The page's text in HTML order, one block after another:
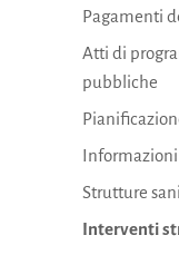
Pagamenti
Atti di
pubbliche
Strutture
Interventi